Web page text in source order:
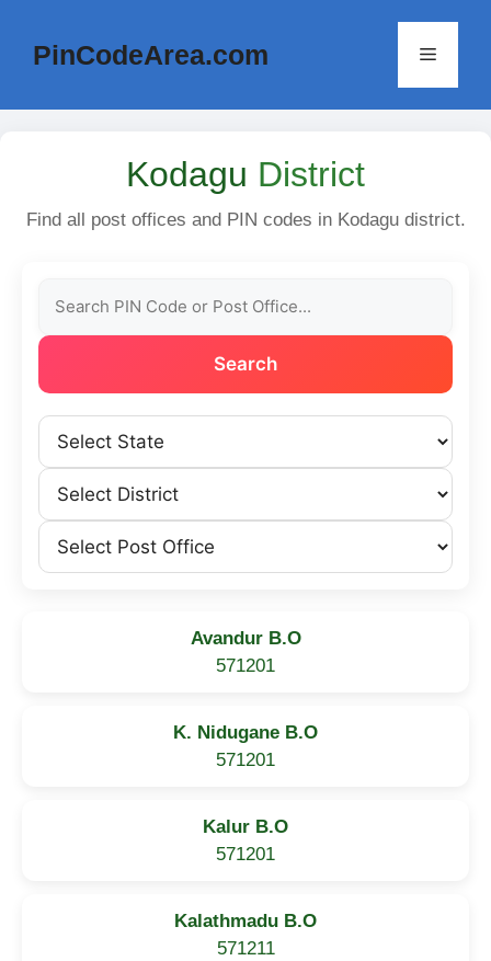
contentPinCodeArea.com Menu
Kodagu District
Find all post offices and PIN codes in Kodagu district.
Search
Avandur B.O
571201
K. Nidugane B.O
571201
Kalur B.O
571201
Kalathmadu B.O
571211